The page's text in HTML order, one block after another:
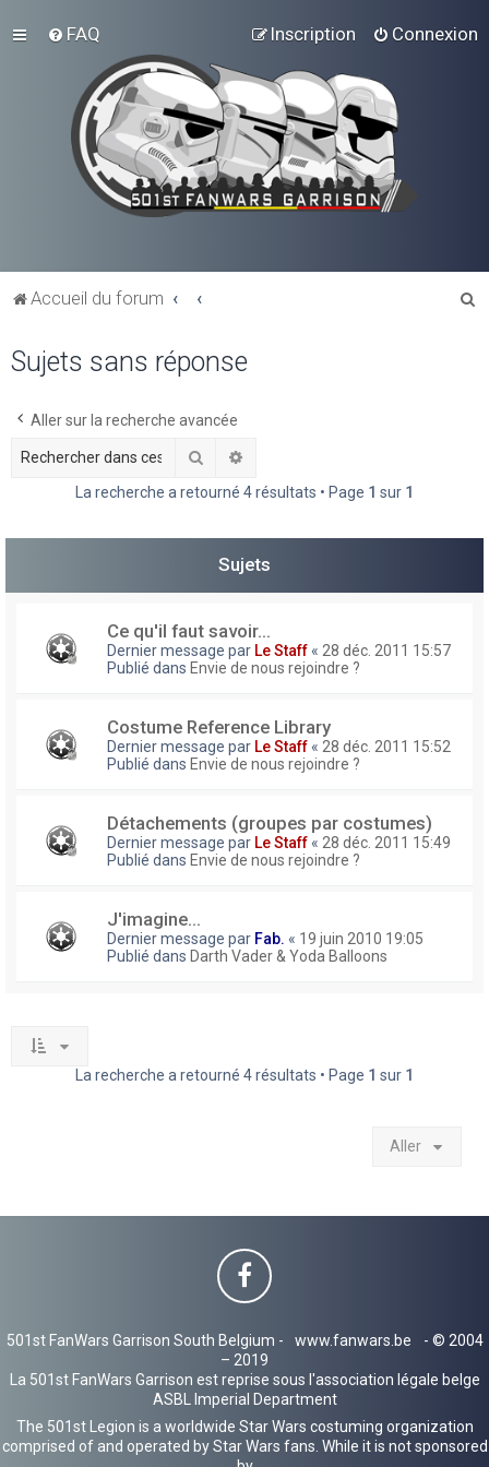
FAQ Connexion
Inscription
Accueil du forum
e
Sujets sans réponse
Aller sur la recherche avancée
Rechercher
La recherche a retourné 4 résultats • Page 1 sur 1
Sujets
Ce qu'il faut savoir...
Dernier message par Le Staff « 28 déc. 2011 15:57
Publié dans Envie de nous rejoindre ?
Costume Reference Library
Dernier message par Le Staff « 28 déc. 2011 15:52
Publié dans Envie de nous rejoindre ?
Détachements (groupes par costumes)
Dernier message par Le Staff « 28 déc. 2011 15:49
Publié dans Envie de nous rejoindre ?
J'imagine...
Dernier message par Fab. « 19 juin 2010 19:05
Publié dans Darth Vader & Yoda Balloons
La recherche a retourné 4 résultats • Page 1 sur 1
Aller
501st FanWars Garrison South Belgium - www.fanwars.be
- © 2004
– 2019
La 501st FanWars Garrison est reprise sous l'association légale belge
ASBL Imperial Department
The 501st Legion is a worldwide Star Wars costuming organization
comprised of and operated by Star Wars fans. While it is not sponsored